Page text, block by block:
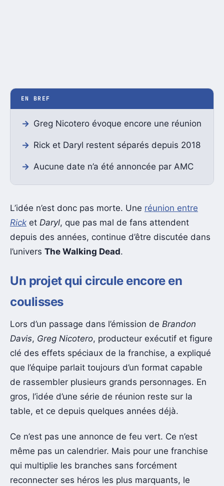
EN BREF
Greg Nicotero évoque encore une réunion
Rick et Daryl restent séparés depuis 2018
Aucune date n’a été annoncée par AMC
L’idée n’est donc pas morte. Une réunion entre
Rick et Daryl, que pas mal de fans attendent
depuis des années, continue d’être discutée dans
l’univers The Walking Dead.
Un projet qui circule encore en
coulisses
Lors d’un passage dans l’émission de Brandon
Davis, Greg Nicotero, producteur exécutif et figure
clé des effets spéciaux de la franchise, a expliqué
que l’équipe parlait toujours d’un format capable
de rassembler plusieurs grands personnages. En
gros, l’idée d’une série de réunion reste sur la
table, et ce depuis quelques années déjà.
Ce n’est pas une annonce de feu vert. Ce n’est
même pas un calendrier. Mais pour une franchise
qui multiplie les branches sans forcément
reconnecter ses héros les plus marquants, le